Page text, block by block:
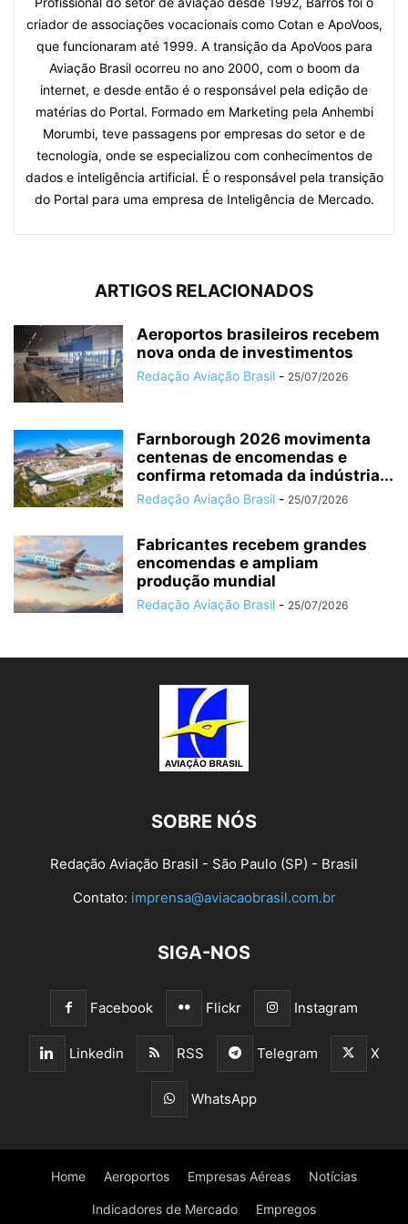
criador de associações vocacionais como Cotan e ApoVoos,
que funcionaram até 1999. A transição da ApoVoos para
Aviação Brasil ocorreu no ano 2000, com o boom da
internet, e desde então é o responsável pela edição de
matérias do Portal. Formado em Marketing pela Anhembi
Morumbi, teve passagens por empresas do setor e de
tecnologia, onde se especializou com conhecimentos de
dados e inteligência artificial. É o responsável pela transição
do Portal para uma empresa de Inteligência de Mercado.
ARTIGOS RELACIONADOS
Aeroportos brasileiros recebem
nova onda de investimentos
Redação Aviação Brasil - 25/07/2026
Farnborough 2026 movimenta
centenas de encomendas e
confirma retomada da indústria...
Redação Aviação Brasil - 25/07/2026
Fabricantes recebem grandes
encomendas e ampliam
produção mundial
Redação Aviação Brasil - 25/07/2026
SOBRE NÓS
Redação Aviação Brasil - São Paulo (SP) - Brasil
Contato: imprensa@aviacaobrasil.com.br
SIGA-NOS
Facebook Flickr Instagram
Linkedin RSS Telegram X
WhatsApp
Home Aeroportos Empresas Aéreas Notícias
Indicadores de Mercado Empregos